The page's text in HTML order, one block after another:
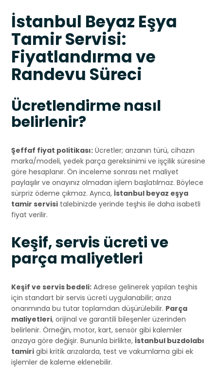
İstanbul Beyaz Eşya
Tamir Servisi:
Fiyatlandırma ve
Randevu Süreci
Ücretlendirme nasıl
belirlenir?
Şeffaf fiyat politikası: Ücretler; arızanın türü, cihazın
marka/modeli, yedek parça gereksinimi ve işçilik süresine
göre hesaplanır. Ön inceleme sonrası net maliyet
paylaşılır ve onayınız olmadan işlem başlatılmaz. Böylece
sürpriz ödeme çıkmaz. Ayrıca, İstanbul beyaz eşya
tamir servisi talebinizde yerinde teşhis ile daha isabetli
fiyat verilir.
Keşif, servis ücreti ve
parça maliyetleri
Keşif ve servis bedeli: Adrese gelinerek yapılan teşhis
için standart bir servis ücreti uygulanabilir; arıza
onarımında bu tutar toplamdan düşürülebilir. Parça
maliyetleri, orijinal ve garantili bileşenler üzerinden
belirlenir. Örneğin, motor, kart, sensör gibi kalemler
arızaya göre değişir. Bununla birlikte, İstanbul buzdolabı
tamiri gibi kritik arızalarda, test ve vakumlama gibi ek
işlemler de kaleme eklenebilir.